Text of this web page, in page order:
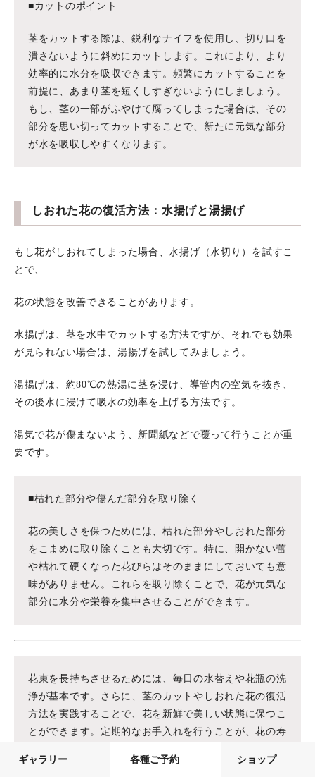
ギャラリー 各種ご予約 ショップ
■カットのポイント
茎をカットする際は、鋭利なナイフを使用し、切り口を
潰さないように斜めにカットします。これにより、より
効率的に水分を吸収できます。頻繁にカットすることを
前提に、あまり茎を短くしすぎないようにしましょう。
もし、茎の一部がふやけて腐ってしまった場合は、その
部分を思い切ってカットすることで、新たに元気な部分
が水を吸収しやすくなります。
しおれた花の復活方法：水揚げと湯揚げ
もし花がしおれてしまった場合、水揚げ（水切り）を試すこ
とで、
花の状態を改善できることがあります。
水揚げは、茎を水中でカットする方法ですが、それでも効果
が見られない場合は、湯揚げを試してみましょう。
湯揚げは、約80℃の熱湯に茎を浸け、導管内の空気を抜き、
その後水に浸けて吸水の効率を上げる方法です。
湯気で花が傷まないよう、新聞紙などで覆って行うことが重
要です。
■枯れた部分や傷んだ部分を取り除く
花の美しさを保つためには、枯れた部分やしおれた部分
をこまめに取り除くことも大切です。特に、開かない蕾
や枯れて硬くなった花びらはそのままにしておいても意
味がありません。これらを取り除くことで、花が元気な
部分に水分や栄養を集中させることができます。
花束を長持ちさせるためには、毎日の水替えや花瓶の洗
浄が基本です。さらに、茎のカットやしおれた花の復活
方法を実践することで、花を新鮮で美しい状態に保つこ
とができます。定期的なお手入れを行うことが、花の寿
と少しの工夫で、花束を最後まで美しく楽しむことがで